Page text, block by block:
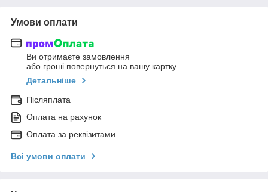
Умови оплати
Ви отримаєте замовлення
або гроші повернуться на вашу картку
Детальніше
Післяплата
Оплата на рахунок
Оплата за реквізитами
Всі умови оплати